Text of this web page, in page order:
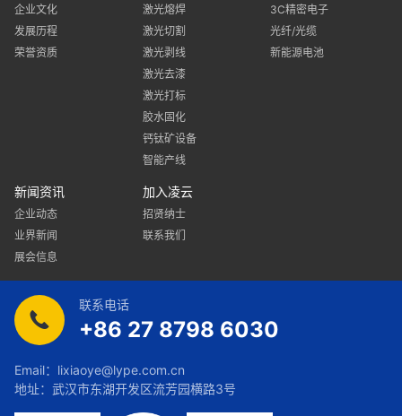
企业文化
发展历程
荣誉资质
激光熔焊
激光切割
激光剥线
激光去漆
激光打标
胶水固化
钙钛矿设备
智能产线
3C精密电子
光纤/光缆
新能源电池
新闻资讯
企业动态
业界新闻
展会信息
加入凌云
招贤纳士
联系我们
联系电话
+86 27 8798 6030
Email： lixiaoye@lype.com.cn
地址：武汉市东湖开发区流芳园横路3号